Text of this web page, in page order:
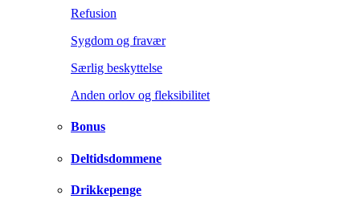
Refusion
Sygdom og fravær
Særlig beskyttelse
Anden orlov og fleksibilitet
Bonus
Deltidsdommene
Drikkepenge